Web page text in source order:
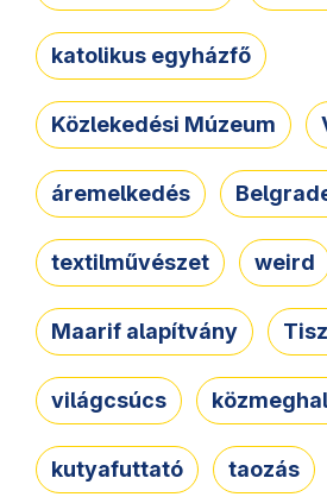
katolikus egyházfő
Közlekedési Múzeum
áremelkedés
textilművészet weird
Maarif alapítvány
világcsúcs
kutyafuttató taozás